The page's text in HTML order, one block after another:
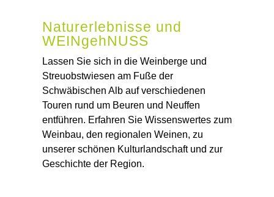
Naturerlebnisse und
WEINgehNUSS
Lassen Sie sich in die Weinberge und
Streuobstwiesen am Fuße der
Schwäbischen Alb auf verschiedenen
Touren rund um Beuren und Neuffen
entführen. Erfahren Sie Wissenswertes zum
Weinbau, den regionalen Weinen, zu
unserer schönen Kulturlandschaft und zur
Geschichte der Region.